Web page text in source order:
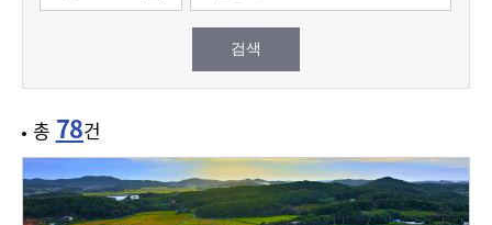
검색
총 78건